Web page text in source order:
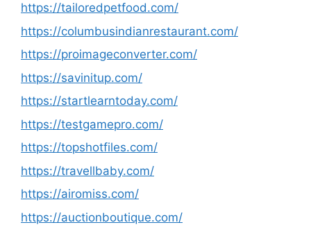
https://tailoredpetfood.com/
https://columbusindianrestaurant.com/
https://proimageconverter.com/
https://savinitup.com/
https://startlearntoday.com/
https://testgamepro.com/
https://topshotfiles.com/
https://travellbaby.com/
https://airomiss.com/
https://auctionboutique.com/